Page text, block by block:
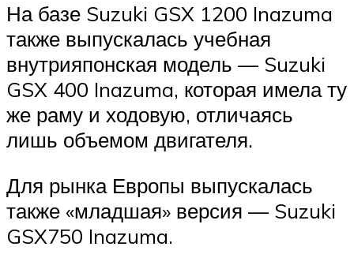
На базе Suzuki GSX 1200 Inazuma
также выпускалась учебная
внутрияпонская модель — Suzuki
GSX 400 Inazuma, которая имела ту
же раму и ходовую, отличаясь
лишь объемом двигателя.
Для рынка Европы выпускалась
также «младшая» версия — Suzuki
GSX750 Inazuma.